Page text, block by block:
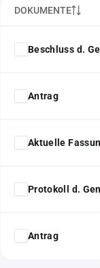
DOKUMENTE
Beschluss d.
Antrag
Aktuelle
Protokoll d.
Antrag